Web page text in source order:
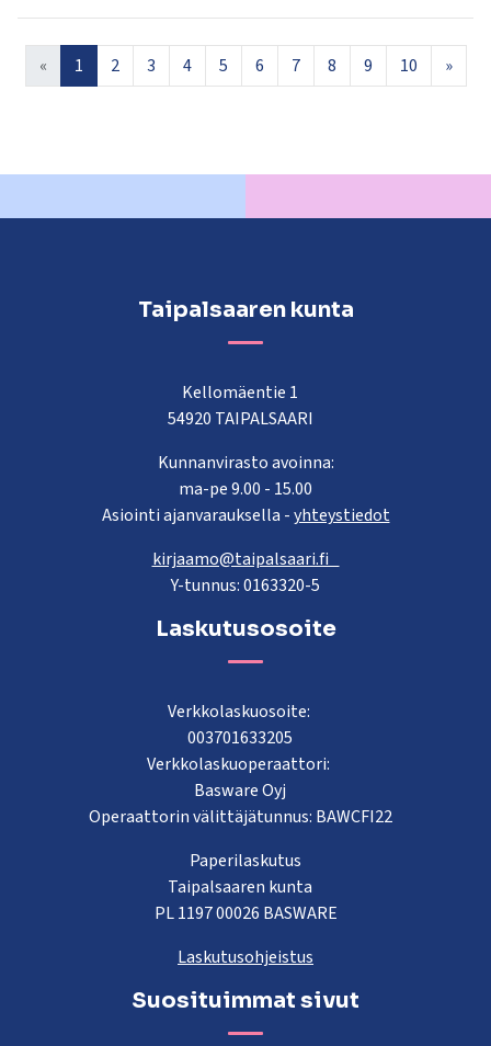
« 1 2 3 4 5 6 7 8 9 10 »
Taipalsaaren kunta
Kellomäentie 1
54920 TAIPALSAARI
Kunnanvirasto avoinna:
ma-pe 9.00 - 15.00
Asiointi ajanvarauksella -yhteystiedot
kirjaamo@taipalsaari.fi
Y-tunnus: 0163320-5
Laskutusosoite
Verkkolaskuosoite:
003701633205
Verkkolaskuoperaattori:
Basware Oyj
Operaattorin välittäjätunnus: BAWCFI22
Paperilaskutus
Taipalsaaren kunta
PL 1197 00026 BASWARE
Laskutusohjeistus
Suosituimmat sivut